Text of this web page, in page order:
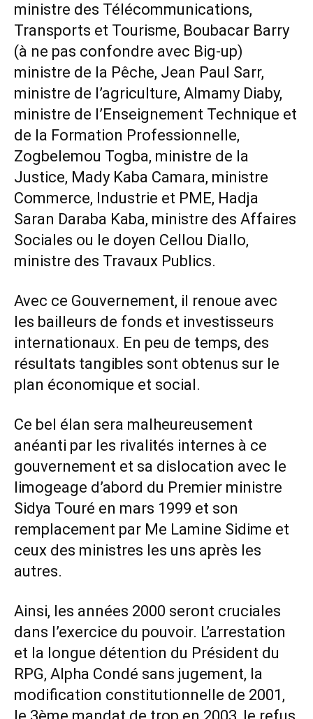
ministre des Télécommunications,
Transports et Tourisme, Boubacar Barry
(à ne pas confondre avec Big-up)
ministre de la Pêche, Jean Paul Sarr,
ministre de l’agriculture, Almamy Diaby,
ministre de l’Enseignement Technique et
de la Formation Professionnelle,
Zogbelemou Togba, ministre de la
Justice, Mady Kaba Camara, ministre
Commerce, Industrie et PME, Hadja
Saran Daraba Kaba, ministre des Affaires
Sociales ou le doyen Cellou Diallo,
ministre des Travaux Publics.
Avec ce Gouvernement, il renoue avec
les bailleurs de fonds et investisseurs
internationaux. En peu de temps, des
résultats tangibles sont obtenus sur le
plan économique et social.
Ce bel élan sera malheureusement
anéanti par les rivalités internes à ce
gouvernement et sa dislocation avec le
limogeage d’abord du Premier ministre
Sidya Touré en mars 1999 et son
remplacement par Me Lamine Sidime et
ceux des ministres les uns après les
autres.
Ainsi, les années 2000 seront cruciales
dans l’exercice du pouvoir. L’arrestation
et la longue détention du Président du
RPG, Alpha Condé sans jugement, la
modification constitutionnelle de 2001,